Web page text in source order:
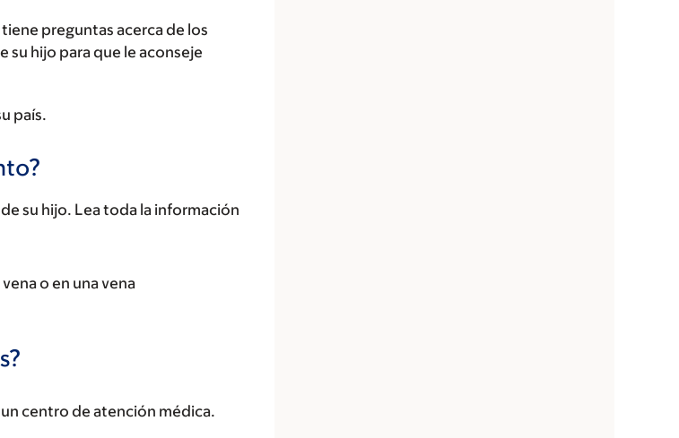
preguntas acerca de los
su hijo para que le aconseje
país.
su hijo. Lea toda la información
o en una vena
centro de atención médica.